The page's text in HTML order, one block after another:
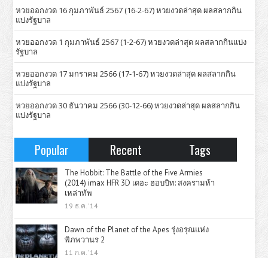
หวยออกงวด 16 กุมภาพันธ์ 2567 (16-2-67) หวยงวดล่าสุด ผลสลากกิน
แบ่งรัฐบาล
หวยออกงวด 1 กุมภาพันธ์ 2567 (1-2-67) หวยงวดล่าสุด ผลสลากกินแบ่ง
รัฐบาล
หวยออกงวด 17 มกราคม 2566 (17-1-67) หวยงวดล่าสุด ผลสลากกิน
แบ่งรัฐบาล
หวยออกงวด 30 ธันวาคม 2566 (30-12-66) หวยงวดล่าสุด ผลสลากกิน
แบ่งรัฐบาล
Popular Recent Tags
The Hobbit: The Battle of the Five Armies
(2014) imax HFR 3D เดอะ ฮอบบิท: สงครามห้า
เหล่าทัพ
19 ธ.ค. '14
Dawn of the Planet of the Apes รุ่งอรุณแห่ง
พิภพวานร 2
11 ก.ค. '14